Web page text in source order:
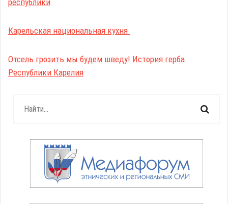
республики
Карельская национальная кухня
Отсель грозить мы будем шведу! История герба
Республики Карелия